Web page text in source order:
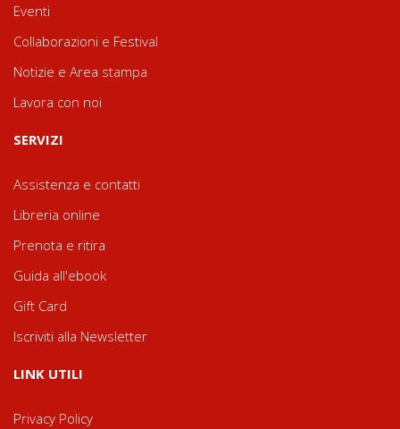
Eventi
Collaborazioni e Festival
Notizie e Area stampa
Lavora con noi
SERVIZI
Assistenza e contatti
Libreria online
Prenota e ritira
Guida all'ebook
Gift Card
Iscriviti alla Newsletter
LINK UTILI
Privacy Policy